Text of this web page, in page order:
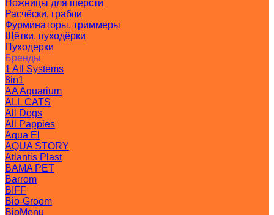
Ножницы для шерсти
Расчёски, грабли
Фурминаторы, триммеры
Щётки, пуходёрки
Пуходерки
Бренды
1 All Systems
8in1
AA Aquarium
ALL CATS
All Dogs
All Pappies
Aqua El
AQUA STORY
Atlantis Plast
BAMA PET
Barrom
BIFF
Bio-Groom
BioMenu